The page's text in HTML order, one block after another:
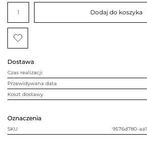
Dostawa
Czas realizacji
Przewidywana data
Koszt dostawy
Oznaczenia
SKU 9576d780-
ilość
Wkład
Kominek
Maja
narożny
BS
Dodaj do koszyka